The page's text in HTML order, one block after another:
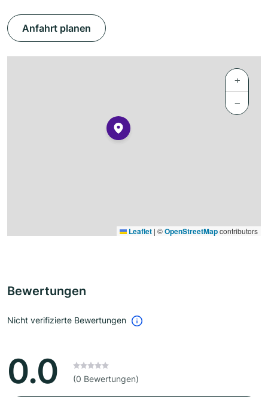
Anfahrt planen
+
−
Leaflet | ©OpenStreetMapcontributors
Bewertungen
Nicht verifizierte Bewertungen
0.0 (0 Bewertungen)